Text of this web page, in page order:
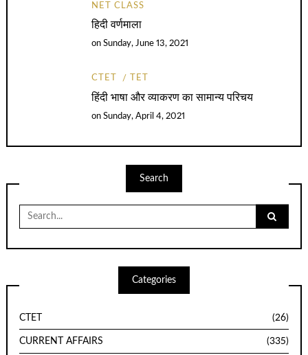
NET CLASS
हिदी वर्णमाला
onSunday, June 13, 2021
CTET TET
हिंदी भाषा और व्याकरण का सामान्य परिचय
onSunday, April 4, 2021
Search
for:
Categories
CTET (26)
CURRENT AFFAIRS (335)